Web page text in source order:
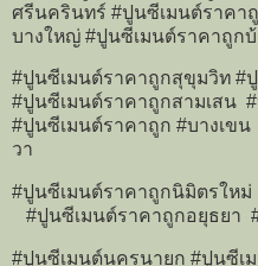
ศรีนครินทร์ #ปูนซีเมนต์ราคา
บางใหญ่ #ปูนซีเมนต์ราคาถูก
#ปูนซีเมนต์ราคาถูกสุขุมวิท #
#ปูนซีเมนต์ราคาถูกสามเสน
#ปูนซีเมนต์ราคาถูก #บางเข
วา
#ปูนซีเมนต์ราคาถูกนิมิตรให
#ปูนซีเมนต์ราคาถูกอยุธยา
#ปูนซีเมนต์นครนายก #ปูนซีเ